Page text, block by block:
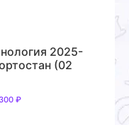
2025-
(02
₽